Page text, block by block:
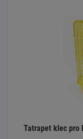
Tatrapet klec pro